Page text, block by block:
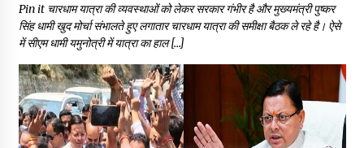
Pin it चारधाम यात्रा की व्यवस्थाओं को लेकर सरकार गंभीर है और मुख्यमंत्री पुष्कर
सिंह धामी खुद मोर्चा संभालते हुए लगातार चारधाम यात्रा की समीक्षा बैठक ले रहे है। ऐसे
में सीएम धामी यमुनोत्री में यात्रा का हाल […]